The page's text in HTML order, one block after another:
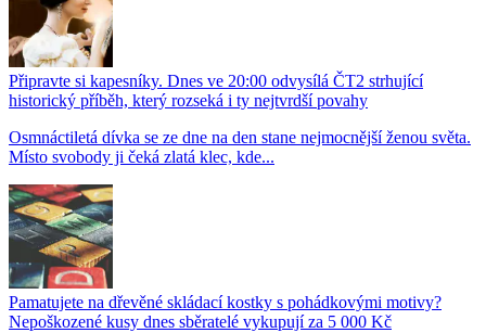
Připravte si kapesníky. Dnes ve 20:00 odvysílá ČT2 strhující
historický příběh, který rozseká i ty nejtvrdší povahy
Osmnáctiletá dívka se ze dne na den stane nejmocnější ženou světa.
Místo svobody ji čeká zlatá klec, kde...
Pamatujete na dřevěné skládací kostky s pohádkovými motivy?
Nepoškozené kusy dnes sběratelé vykupují za 5 000 Kč